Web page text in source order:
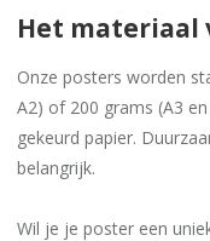
Het materiaal
Onze posters worden
A2) of 200 grams (A3
gekeurd papier.
belangrijk.
Wil je je poster een